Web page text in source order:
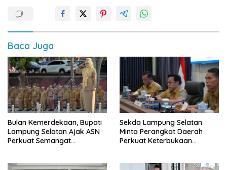
Baca Juga
Bulan Kemerdekaan, Bupati
Lampung Selatan Ajak ASN
Perkuat Semangat
Sekda Lampung Selatan
Minta Perangkat Daerah
Perkuat Keterbukaan